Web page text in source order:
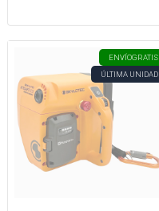
ENVÍOGRATIS
ÚLTIMA UNIDAD